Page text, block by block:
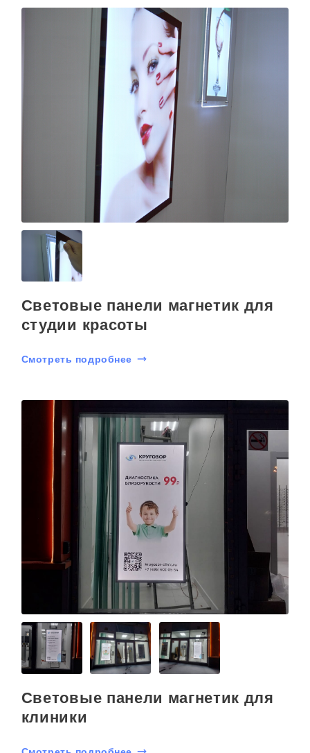
Световые панели магнетик для
студии красоты
Смотреть подробнее
Световые панели магнетик для
клиники